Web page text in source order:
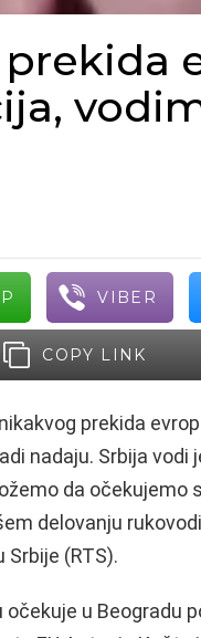
VIBER
COPY LINK
prekida
nadaju. Srbija vodi
da očekujemo
delovanju
(RTS).
u Beogradu